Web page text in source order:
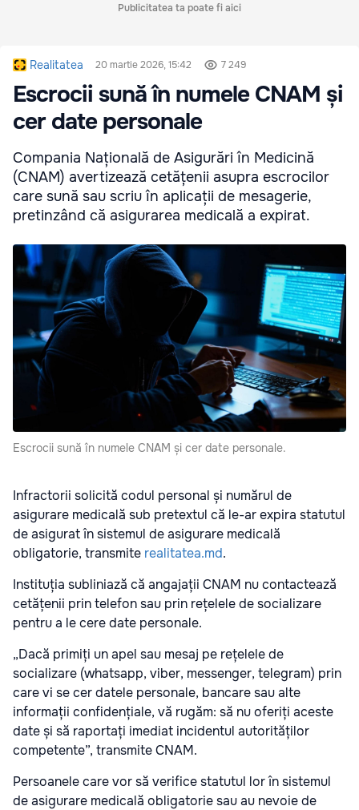
Publicitatea ta poate fi aici
Realitatea 20 martie 2026, 15:42 7 249
Escrocii sună în numele CNAM și
cer date personale
Compania Națională de Asigurări în Medicină
(CNAM) avertizează cetățenii asupra escrocilor
care sună sau scriu în aplicații de mesagerie,
pretinzând că asigurarea medicală a expirat.
Escrocii sună în numele CNAM și cer date personale.
Infractorii solicită codul personal și numărul de
asigurare medicală sub pretextul că le-ar expira statutul
de asigurat în sistemul de asigurare medicală
obligatorie, transmite realitatea.md.
Instituția subliniază că angajații CNAM nu contactează
cetățenii prin telefon sau prin rețelele de socializare
pentru a le cere date personale.
„Dacă primiți un apel sau mesaj pe rețelele de
socializare (whatsapp, viber, messenger, telegram) prin
care vi se cer datele personale, bancare sau alte
informații confidențiale, vă rugăm: să nu oferiți aceste
date și să raportați imediat incidentul autorităților
competente”, transmite CNAM.
Persoanele care vor să verifice statutul lor în sistemul
de asigurare medicală obligatorie sau au nevoie de